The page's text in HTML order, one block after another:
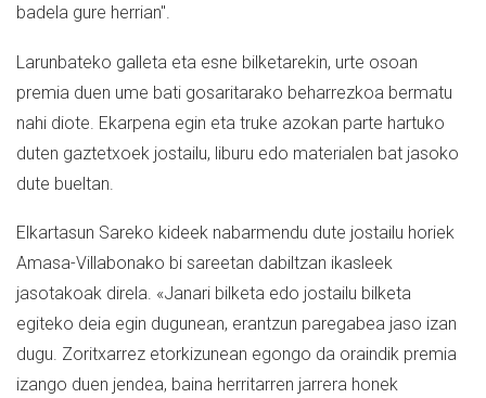
badela gure herrian".
Larunbateko galleta eta esne bilketarekin, urte osoan
premia duen ume bati gosaritarako beharrezkoa bermatu
nahi diote. Ekarpena egin eta truke azokan parte hartuko
duten gaztetxoek jostailu, liburu edo materialen bat jasoko
dute bueltan.
Elkartasun Sareko kideek nabarmendu dute jostailu horiek
Amasa-Villabonako bi sareetan dabiltzan ikasleek
jasotakoak direla. «Janari bilketa edo jostailu bilketa
egiteko deia egin dugunean, erantzun paregabea jaso izan
dugu. Zoritxarrez etorkizunean egongo da oraindik premia
izango duen jendea, baina herritarren jarrera honek